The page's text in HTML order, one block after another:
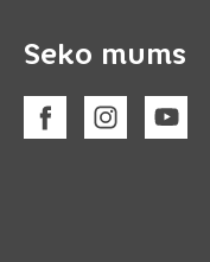
Seko mums